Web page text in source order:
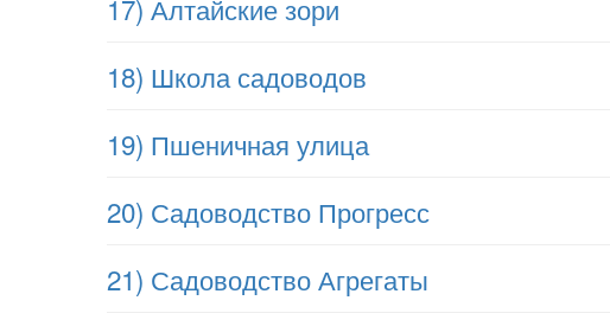
17) Алтайские зори
18) Школа садоводов
19) Пшеничная улица
20) Садоводство Прогресс
21) Садоводство Агрегаты